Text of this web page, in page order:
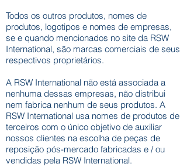
Todos os outros produtos, nomes de
produtos, logotipos e nomes de empresas,
se e quando mencionados no site da RSW
International, são marcas comerciais de seus
respectivos proprietários.
A RSW International não está associada a
nenhuma dessas empresas, não distribui
nem fabrica nenhum de seus produtos. A
RSW International usa nomes de produtos de
terceiros com o único objetivo de auxiliar
nossos clientes na escolha de peças de
reposição pós-mercado fabricadas e / ou
vendidas pela RSW International.